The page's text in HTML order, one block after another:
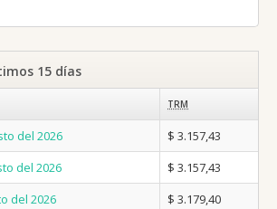
15 días
TRM
del 2026
$ 3.157,43
del 2026
$ 3.157,43
del 2026
$ 3.179,40